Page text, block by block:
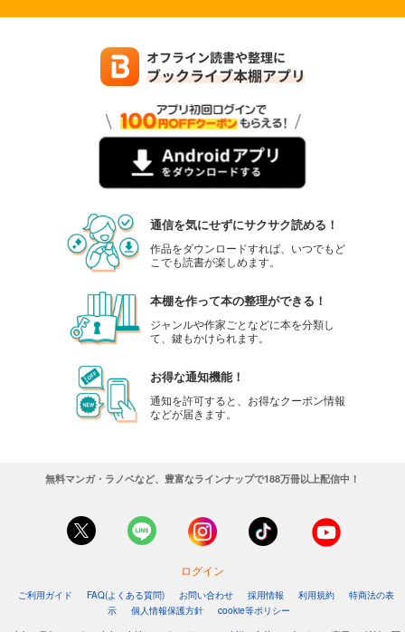
通信を気にせずにサクサク読める！
作品をダウンロードすれば、いつでもど
こでも読書が楽しめます。
本棚を作って本の整理ができる！
ジャンルや作家ごとなどに本を分類し
て、鍵もかけられます。
お得な通知機能！
通知を許可すると、お得なクーポン情報
などが届きます。
無料マンガ・ラノベなど、豊富なラインナップで188万冊以上配信中！
ログイン
ご利用ガイド FAQ(よくある質問) お問い合わせ 採用情報 利用規約
特商法の表
示
個人情報保護方針
cookie等ポリシー